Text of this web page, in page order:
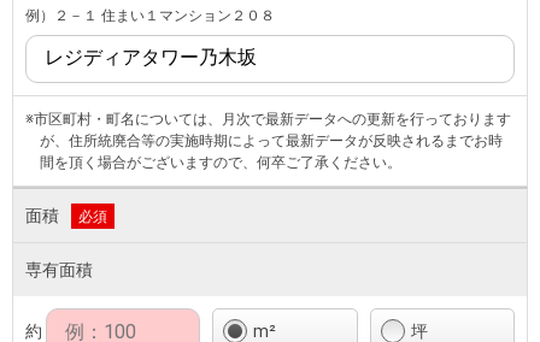
例）２－１ 住まい１マンション２０８
※市区町村・町名については、月次で最新データへの更新を行っております
が、住所統廃合等の実施時期によって最新データが反映されるまでお時
間を頂く場合がございますので、何卒ご了承ください。
面積 必須
専有面積
約 m² 坪